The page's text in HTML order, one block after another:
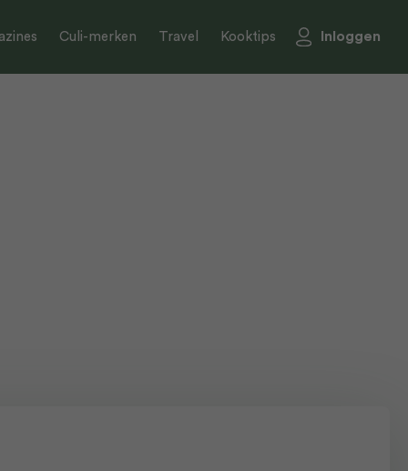
Culi-merken Travel Kooktips Inloggen